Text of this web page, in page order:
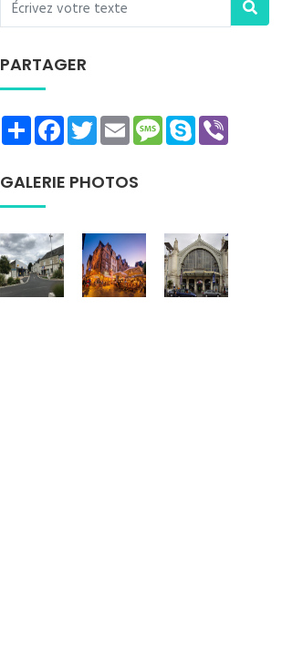
PARTAGER
ShareFacebookTwitterEmailMessage
Skype
GALERIE PHOTOS